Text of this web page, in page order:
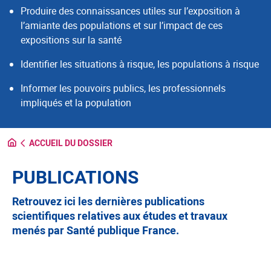
Produire des connaissances utiles sur l’exposition à
l’amiante des populations et sur l’impact de ces
expositions sur la santé
Identifier les situations à risque, les populations à risque
Informer les pouvoirs publics, les professionnels
impliqués et la population
ACCUEIL DU DOSSIER
PUBLICATIONS
Retrouvez ici les dernières publications
scientifiques relatives aux études et travaux
menés par Santé publique France.